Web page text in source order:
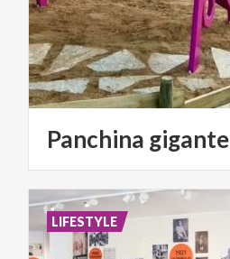
Panchina gigante
LIFESTYLE